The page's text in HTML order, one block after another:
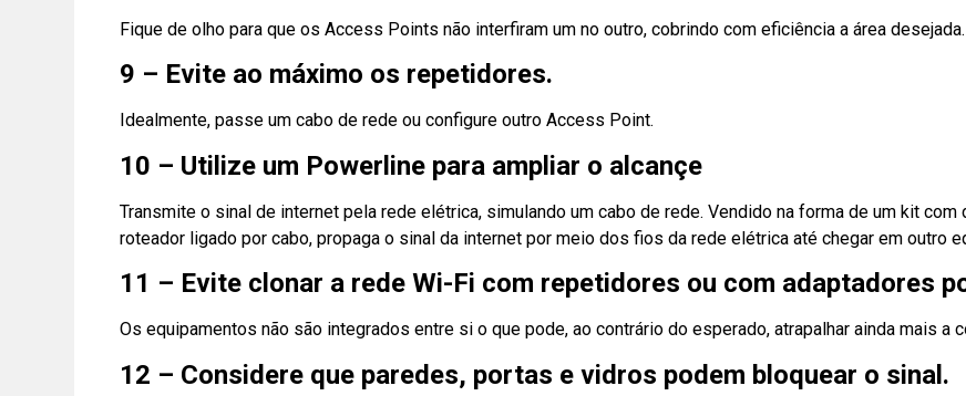
Fique de olho para que os Access Points não interfiram um no outro, cobrindo com eficiência a área desejada.
9 – Evite ao máximo os repetidores.
Idealmente, passe um cabo de rede ou configure outro Access Point.
10 – Utilize um Powerline para ampliar o alcançe
Transmite o sinal de internet pela rede elétrica, simulando um cabo de rede. Vendido na forma de um kit
roteador ligado por cabo, propaga o sinal da internet por meio dos fios da rede elétrica até chegar em outro
11 – Evite clonar a rede Wi-Fi com repetidores ou com adaptadores
Os equipamentos não são integrados entre si o que pode, ao contrário do esperado, atrapalhar ainda mais a
12 – Considere que paredes, portas e vidros podem bloquear o sinal.